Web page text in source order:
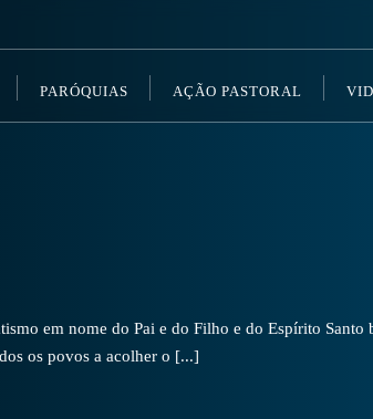
PARÓQUIAS AÇÃO PASTORAL
em nome do Pai e do Filho e do Espírito Santo
os povos a acolher o [...]